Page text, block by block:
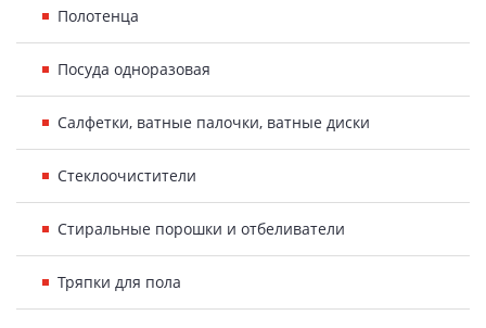
Полотенца
Посуда одноразовая
Салфетки, ватные палочки, ватные диски
Стеклоочистители
Стиральные порошки и отбеливатели
Тряпки для пола